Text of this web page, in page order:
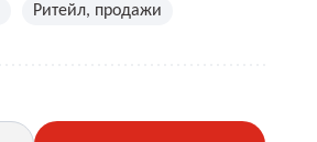
Ритейл, продажи